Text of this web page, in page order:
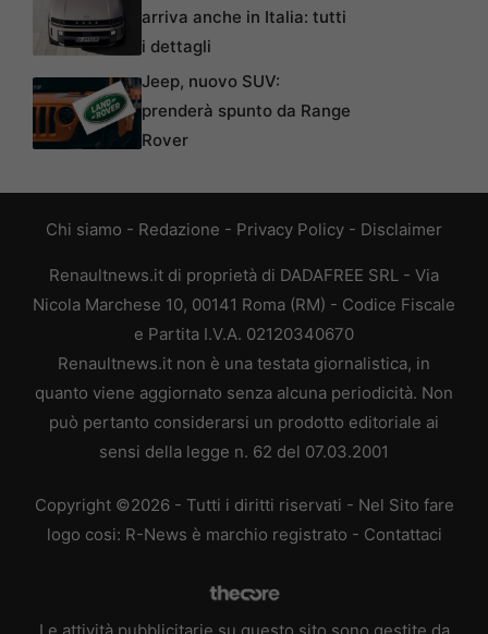
arriva anche in Italia: tutti
i dettagli
Jeep, nuovo SUV:
prenderà spunto da Range
Rover
Chi siamo - Redazione - Privacy Policy - Disclaimer
Renaultnews.it di proprietà di DADAFREE SRL - Via
Nicola Marchese 10, 00141 Roma (RM) - Codice Fiscale
e Partita I.V.A. 02120340670
Renaultnews.it non è una testata giornalistica, in
quanto viene aggiornato senza alcuna periodicità. Non
può pertanto considerarsi un prodotto editoriale ai
sensi della legge n. 62 del 07.03.2001
Copyright ©2026 - Tutti i diritti riservati - Nel Sito fare
logo cosi: R-News è marchio registrato - Contattaci